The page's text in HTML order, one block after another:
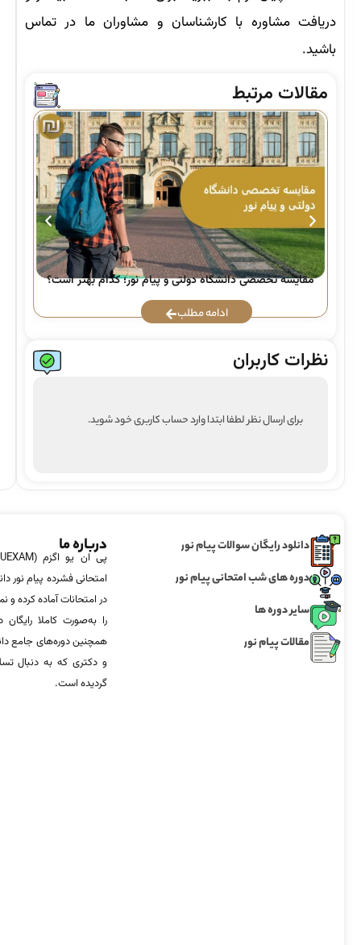
دریافت مشاوره با کارشناسان و مشاوران ما در تماس
باشید.
مقالات مرتبط
مقایسه تخصصی دانشگاه دولتی و پیام نور؛ کدام بهتر است؟
ادامه مطلب
نظرات کاربران
برای ارسال نظر لطفا ابتدا وارد حساب کاربری خود شوید.
دانلود رایگان سوالات پیام نور
دوره های شب امتحانی پیام نور
سایر دوره ها
مقالات پیام نور
درباره ما
امتحانی فشرده پیام نور
در امتحانات آماده‌ کرده
را به‌صورت کاملا
همچنین دوره‌های جامع
و دکتری که به دنبال
گردیده است.